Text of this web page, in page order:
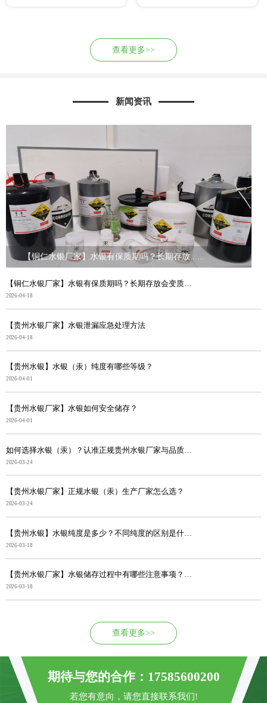
查看更多>>
新闻资讯
【铜仁水银厂家】水银有保质期吗？长期存放......
【铜仁水银厂家】水银有保质期吗？长期存放会变质吗？
2026-04-18
【贵州水银厂家】水银泄漏应急处理方法
2026-04-18
【贵州水银】水银（汞）纯度有哪些等级？
2026-04-01
【贵州水银厂家】水银如何安全储存？
2026-04-01
2026-03-24
【贵州水银厂家】正规水银（汞）生产厂家怎么选？
2026-03-24
2026-03-18
【贵州水银厂家】水银储存过程中有哪些注意事项？避免出...
2026-03-18
查看更多>>
期待与您的合作：17585600200
若您有意向，请您直接联系我们!